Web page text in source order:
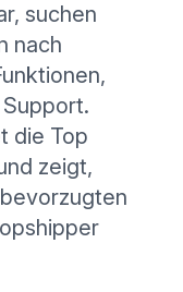
suchen
nach
die Top
zeigt,